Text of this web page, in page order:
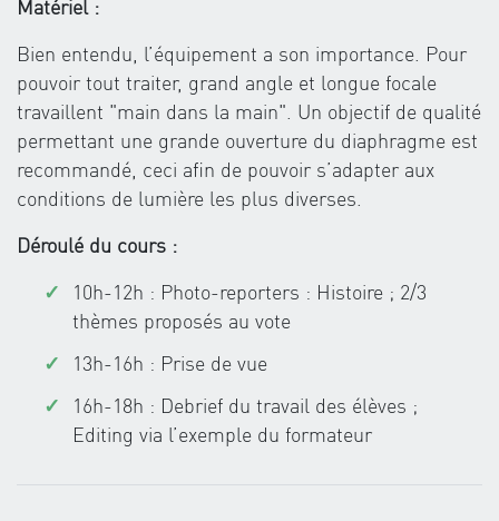
Matériel :
Bien entendu, l’équipement a son importance. Pour
pouvoir tout traiter, grand angle et longue focale
travaillent "main dans la main". Un objectif de qualité
permettant une grande ouverture du diaphragme est
recommandé, ceci afin de pouvoir s’adapter aux
conditions de lumière les plus diverses.
Déroulé du cours :
10h-12h : Photo-reporters : Histoire ; 2/3
thèmes proposés au vote
13h-16h : Prise de vue
16h-18h : Debrief du travail des élèves ;
Editing via l’exemple du formateur